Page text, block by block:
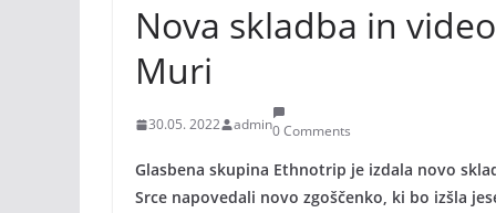
Nova skladba in
Muri
30.05. 2022 admin0 Comments
Glasbena skupina Ethnotrip je izdala novo
Srce napovedali novo zgoščenko, ki bo izšla